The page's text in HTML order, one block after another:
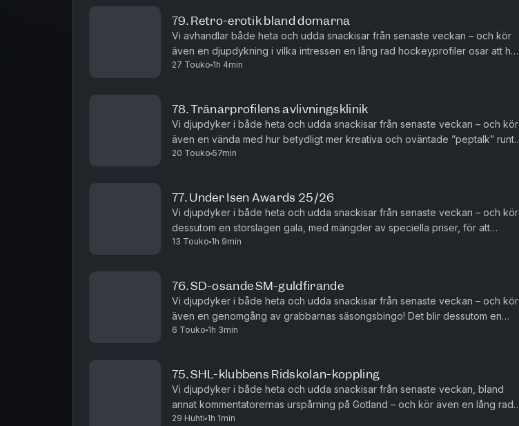
79. Retro-erotik bland domarna
Vi avhandlar både heta och udda snackisar från senaste veckan – och kör
även en djupdykning i vilka intressen en lång rad hockeyprofiler osar att ha!
Vilken stjärna bör exempelvis vara besatt av att l...
27 Touko 1h 4min
78. Tränarprofilens avlivningsklinik
Vi djupdyker i både heta och udda snackisar från senaste veckan – och kör
även en vända med hur betydligt mer kreativa och oväntade ”peptalk” runt
kassen inför match skulle kunna låta. Det blir dessut...
20 Touko 57min
77. Under Isen Awards 25/26
Vi djupdyker i både heta och udda snackisar från senaste veckan – och kör
dessutom en storslagen gala, med mängder av speciella priser, för att
sammanfatta säsongen 25/26! Vem tar exempelvis hem Bert ...
13 Touko 1h 9min
76. SD-osande SM-guldfirande
Vi djupdyker i både heta och udda snackisar från senaste veckan – och kör
även en genomgång av grabbarnas säsongsbingo! Det blir dessutom en
maffig dissekering av de uppfriskande och underhållande tur...
6 Touko 1h 3min
75. SHL-klubbens Ridskolan-koppling
Vi djupdyker i både heta och udda snackisar från senaste veckan, bland
annat kommentatorernas urspårning på Gotland – och kör även en lång rad
absurda referenser till hur länge sedan det var som nu SH...
29 Huhti 1h 1min